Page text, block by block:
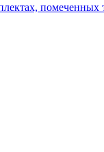
помеченных